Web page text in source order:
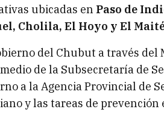
ubicadas en Paso de
Cholila, El Hoyo y El
del Chubut a través
de la Subsecretaría de
a la Agencia Provincial de
y las tareas de